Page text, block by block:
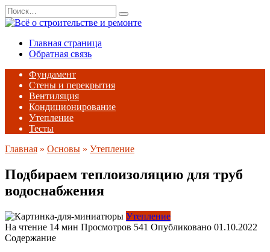
Перейти
к
содержанию
Search
for:
Главная страница
Обратная связь
Фундамент
Стены и перекрытия
Вентиляция
Кондиционирование
Утепление
Тесты
Главная » Основы » Утепление
Подбираем теплоизоляцию для труб
водоснабжения
Утепление
На чтение 14 мин Просмотров 541 Опубликовано 01.10.2022
Содержание